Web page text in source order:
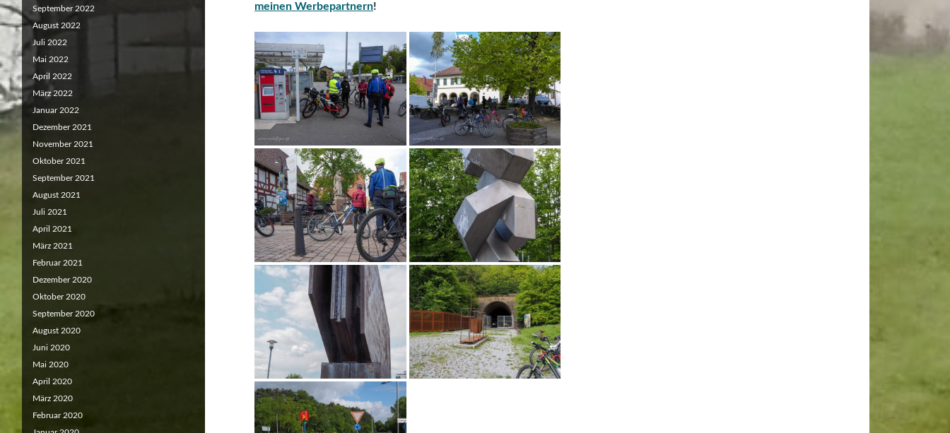
meinen Werbepartnern!
September 2022
August 2022
Juli 2022
Mai 2022
April 2022
März 2022
Januar 2022
Dezember 2021
November 2021
Oktober 2021
September 2021
August 2021
Juli 2021
April 2021
März 2021
Februar 2021
Dezember 2020
Oktober 2020
September 2020
August 2020
Juni 2020
Mai 2020
April 2020
März 2020
Februar 2020